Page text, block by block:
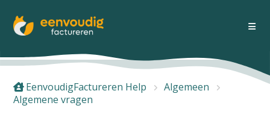
EenvoudigFactureren Help
Algemeen
Algemene vragen